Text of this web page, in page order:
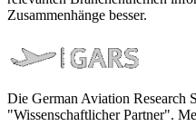
Zusammenhänge besser.
Die German Aviation Research
"Wissenschaftlicher Partner".